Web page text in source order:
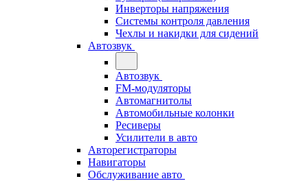
Инверторы напряжения
Системы контроля давления
Чехлы и накидки для сидений
Автозвук
Автозвук
FM-модуляторы
Автомагнитолы
Автомобильные колонки
Ресиверы
Усилители в авто
Авторегистраторы
Навигаторы
Обслуживание авто